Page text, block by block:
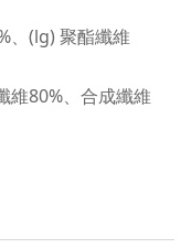
、(lg) 聚酯纖維
維80%、合成纖維